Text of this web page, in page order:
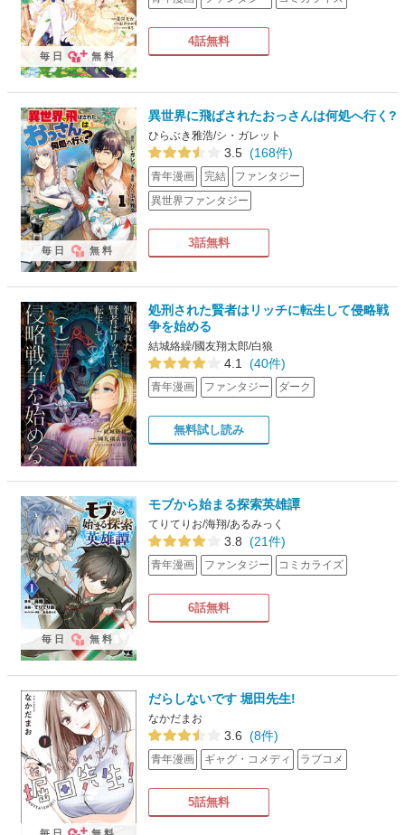
4話無料
毎日 無料
異世界に飛ばされたおっさんは何処へ行く?
ひらぶき雅浩/シ・ガレット
3.5 (168件)
青年漫画 完結
ファンタジー
異世界ファンタジー
3話無料
毎日 無料
処刑された賢者はリッチに転生して侵略戦
争を始める
結城絡繰/國友翔太郎/白狼
4.1 (40件)
青年漫画 ファンタジー ダーク
無料試し読み
モブから始まる探索英雄譚
てりてりお/海翔/あるみっく
3.8 (21件)
青年漫画 ファンタジー コミカライズ
6話無料
毎日 無料
だらしないです 堀田先生!
なかだまお
3.6 (8件)
青年漫画 ギャグ・コメディ ラブコメ
5話無料